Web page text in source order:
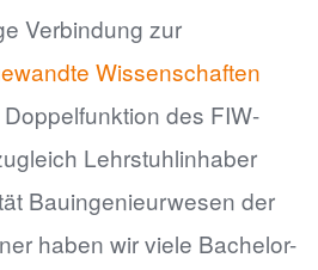
Verbindung zur
Wissenschaften
des FIW-
Lehrstuhlinhaber
Bauingenieurwesen der
haben wir viele Bachelor-